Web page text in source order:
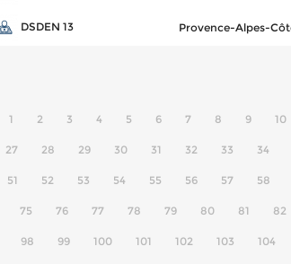
DSDEN 13 Provence-Alpes-
1 2 3 4 5 6 7 8 9 10
27 28 29 30 31 32 33 34
51 52 53 54 55 56 57 58
75 76 77 78 79 80 81 82
98 99 100 101 102 103 104